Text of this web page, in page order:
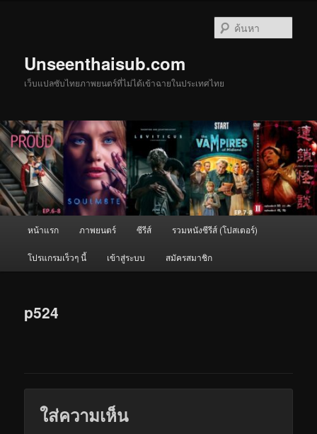
Unseenthaisub.com
เว็บแปลซับไทยภาพยนตร์ที่ไม่ได้เข้าฉายในประเทศไทย
หน้าแรก ภาพยนตร์ ซีรีส์ รวมหนังซีรีส์ (โปสเตอร์)
โปรแกรมเร็วๆ นี้ เข้าสู่ระบบ สมัครสมาชิก
p524
ใส่ความเห็น